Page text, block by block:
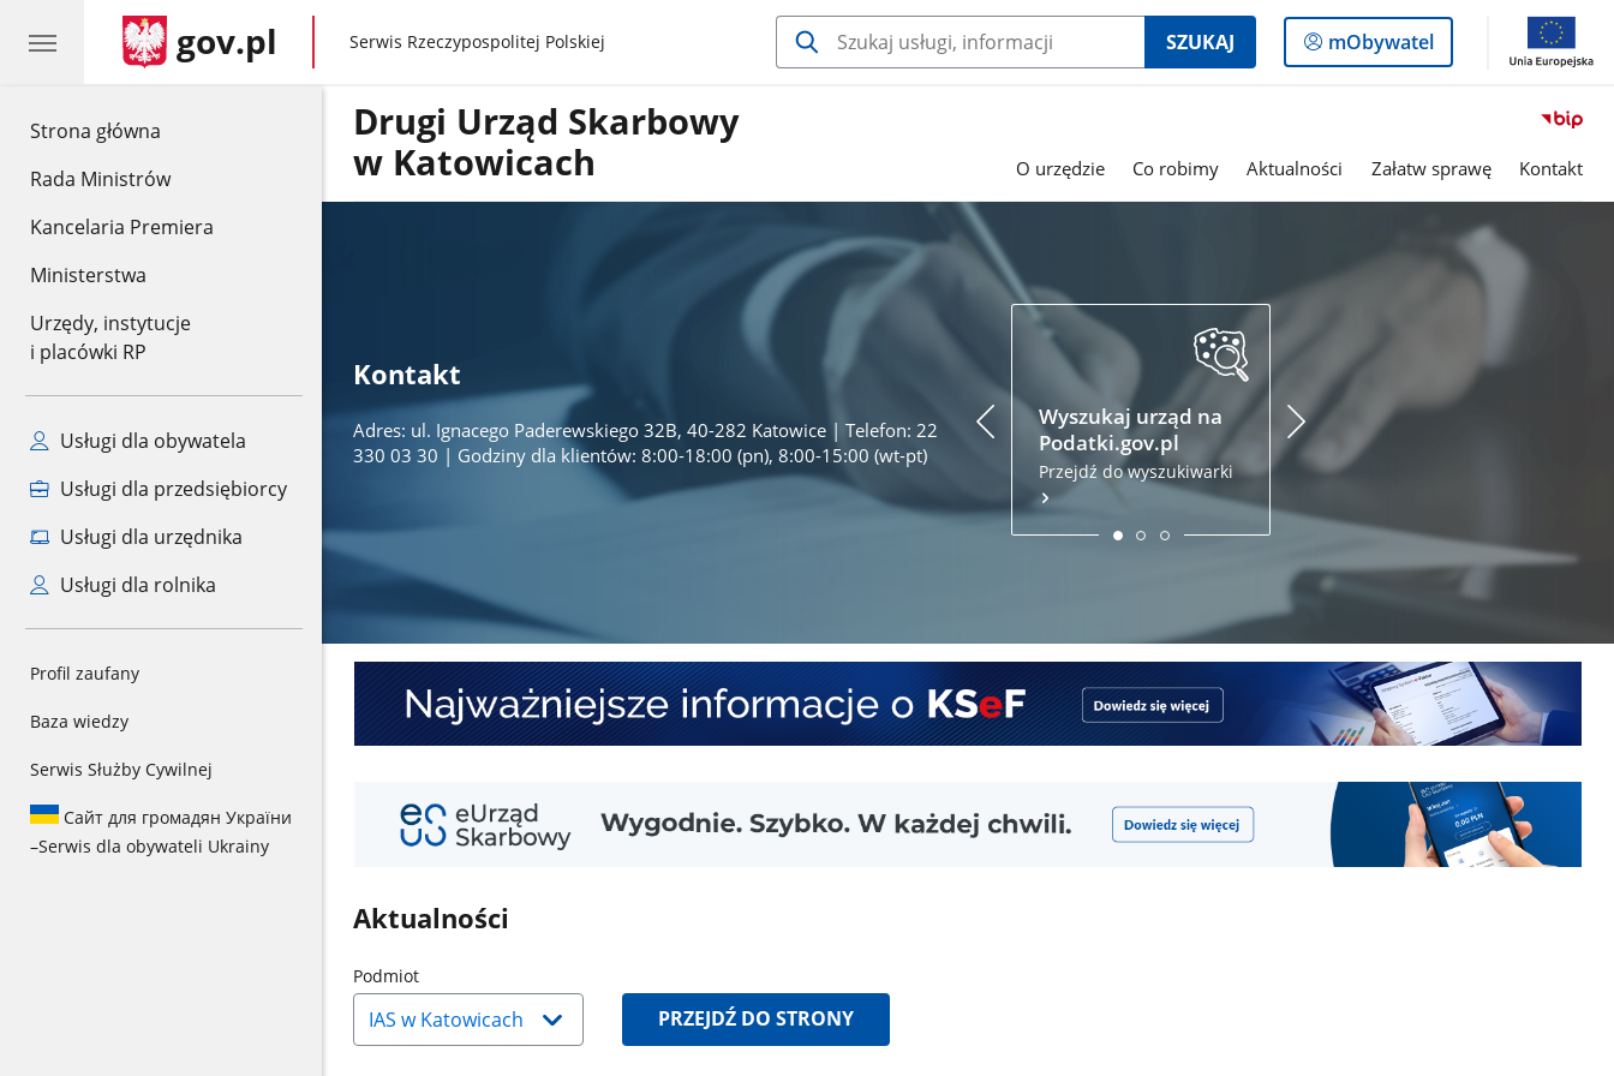
Strona główna
Rada Ministrów
Kancelaria Premiera
Ministerstwa
Urzędy, instytucje
i placówki RP
Usługi dla obywatela
Usługi dla przedsiębiorcy
Usługi dla urzędnika
Usługi dla rolnika
Profil zaufany
Baza wiedzy
Serwis Służby Cywilnej
Сайт для громадян України
–Serwis dla obywateli Ukrainy
gov.pl gov.pl
Serwis Rzeczypospolitej Polskiej SZUKAJ
Logowanie
do
mObywatel
Drugi Urząd Skarbowy
w Katowicach
O urzędzie Co robimy Aktualności Załatw sprawę Kontakt
Kontakt
Adres: ul. Ignacego Paderewskiego 32B, 40-282 Katowice | Telefon: 22
330 03 30 | Godziny dla klientów: 8:00-18:00 (pn), 8:00-15:00 (wt-pt)
Wyszukaj urząd na
Podatki.gov.pl
Przejdź do wyszukiwarki
Podatki.gov.pl
Złóż zeznanie podatkowe
przez internet
Najważniejsze
informacje
KSeF
Aktualności
PodmiotNaciśnij
strzałkę
w
dół,
PRZEJDŹ DO STRONY